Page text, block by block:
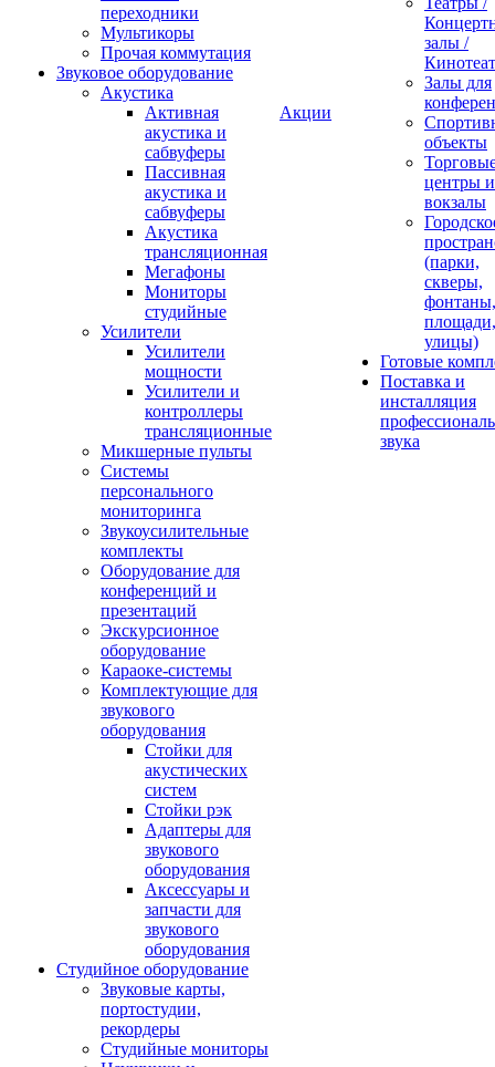
переходники
Мультикоры
Прочая коммутация
Звуковое оборудование
Акустика
Активная
акустика и
сабвуферы
Пассивная
акустика и
сабвуферы
Акустика
трансляционная
Мегафоны
Мониторы
студийные
Усилители
Усилители
мощности
Усилители и
контроллеры
трансляционные
Микшерные пульты
Системы
персонального
мониторинга
Звукоусилительные
комплекты
Оборудование для
конференций и
презентаций
Экскурсионное
оборудование
Караоке-системы
Комплектующие для
звукового
оборудования
Стойки для
акустических
систем
Стойки рэк
Адаптеры для
звукового
оборудования
Аксессуары и
запчасти для
звукового
оборудования
Студийное оборудование
Звуковые карты,
портостудии,
рекордеры
Студийные мониторы
Акции
залы /
Залы для
объекты
центры и
вокзалы
(парки,
скверы,
фонтаны,
площади,
улицы)
Готовые
Поставка и
инсталляция
звука